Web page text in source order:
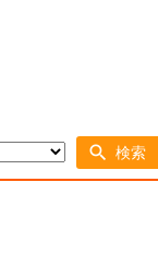
検索